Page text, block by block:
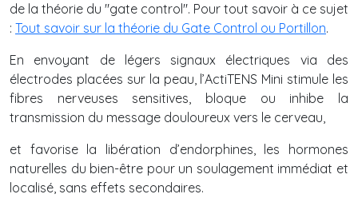
de la théorie du "gate control". Pour tout savoir à ce sujet
: Tout savoir sur la théorie du Gate Control ou Portillon.
En envoyant de légers signaux électriques via des
électrodes placées sur la peau, l’ActiTENS Mini stimule les
fibres nerveuses sensitives, bloque ou inhibe la
transmission du message douloureux vers le cerveau,
et favorise la libération d’endorphines, les hormones
naturelles du bien-être pour un soulagement immédiat et
localisé, sans effets secondaires.